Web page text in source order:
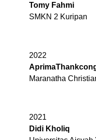
Tomy Fahmi
SMKN 2 Kuripan
2022
Maranatha
2021
Didi Kholiq